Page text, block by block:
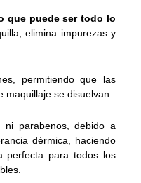
que puede ser todo lo
elimina impurezas y
permitiendo que las
maquillaje se disuelvan.
ni parabenos, debido a
dérmica, haciendo
perfecta para todos los